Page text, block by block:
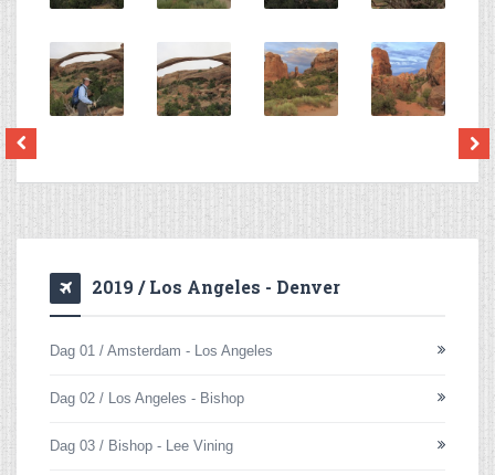
2019 / Los Angeles - Denver
Dag 01 / Amsterdam - Los Angeles
Dag 02 / Los Angeles - Bishop
Dag 03 / Bishop - Lee Vining